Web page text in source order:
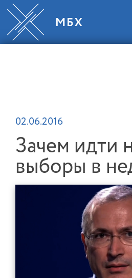
02.06.2016
Зачем идти
выборы в